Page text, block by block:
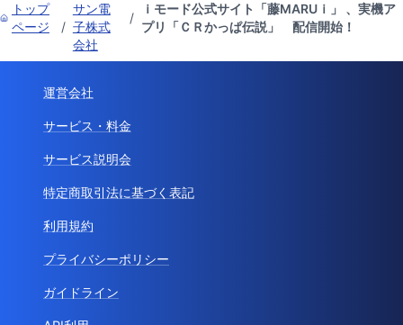
トップ
ページ
/
サン電
子株式
会社
/
ｉモード公式サイト「藤MARUｉ」 、実機ア
プリ「ＣＲかっぱ伝説」 配信開始！
運営会社
サービス・料金
サービス説明会
特定商取引法に基づく表記
利用規約
プライバシーポリシー
ガイドライン